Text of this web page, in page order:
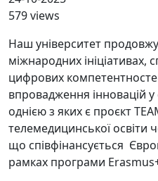
579 views
Наш університет
міжнародних
цифрових
впровадження інновацій
однією з яких є проєкт
телемедицинської освіти
що співфінансується
рамках програми